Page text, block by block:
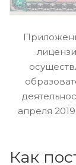
апреля
Как